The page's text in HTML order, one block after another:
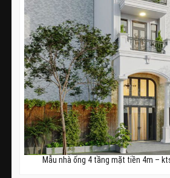
Mẫu nhà ống 4 tầng mặt tiền 4m –